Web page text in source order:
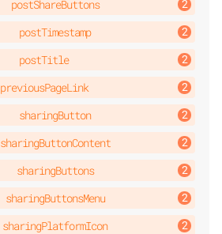
postShareButtons
postTimestamp
postTitle
previousPageLink
sharingButton
sharingButtonContent
sharingButtons
sharingButtonsMenu
sharingPlatformIcon